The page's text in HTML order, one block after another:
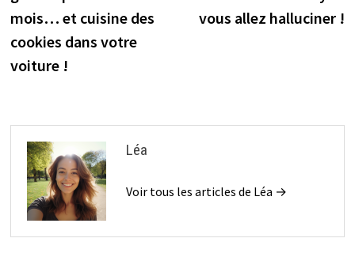
mois… et cuisine des
cookies dans votre
voiture !
vous allez halluciner !
Léa
Voir tous les articles de Léa →